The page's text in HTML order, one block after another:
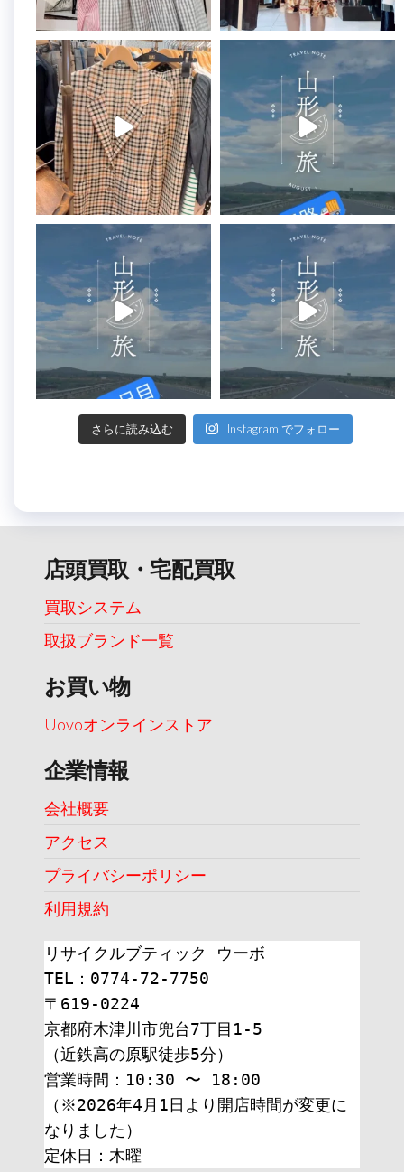
さらに読み込む Instagram でフォロー
店頭買取・宅配買取
買取システム
取扱ブランド一覧
お買い物
Uovoオンラインストア
企業情報
会社概要
アクセス
プライバシーポリシー
利用規約
リサイクルブティック ウーボ
TEL：0774-72-7750
〒619-0224
京都府木津川市兜台7丁目1-5
（近鉄高の原駅徒歩5分）
営業時間：10:30 〜 18:00
（※2026年4月1日より開店時間が変更に
なりました）
定休日：木曜